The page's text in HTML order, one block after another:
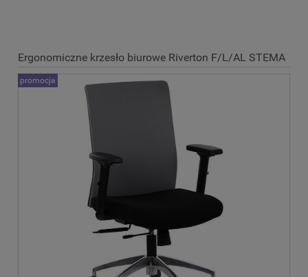
Ergonomiczne krzesło biurowe Riverton F/L/AL STEMA
promocja